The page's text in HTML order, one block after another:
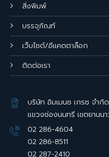
สิ่งพิมพ์
บรรจุภัณฑ์
เว็บไซต์/อีแคตตาล็อก
ติดต่อเรา
บริษัท อิมเมนซ เกรซ จำกั
แขวงช่องนนทรี เขตยานน
02 286-4604
02 286-8511
02 287-2410